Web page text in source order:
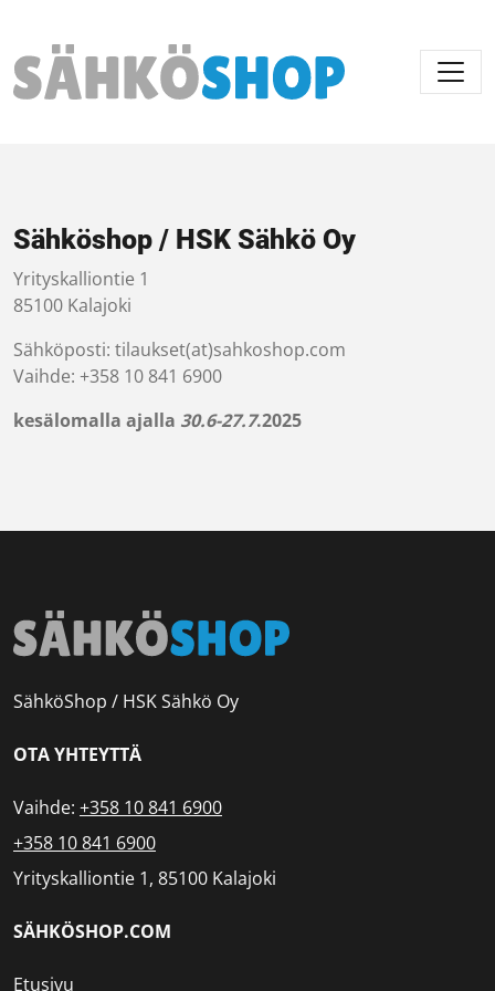
Päävalikko
Sähköshop / HSK Sähkö Oy
Yrityskalliontie 1
85100 Kalajoki
Sähköposti: tilaukset(at)sahkoshop.com
Vaihde: +358 10 841 6900
kesälomalla ajalla 30.6-27.7.2025
SähköShop / HSK Sähkö Oy
OTA YHTEYTTÄ
Vaihde: +358 10 841 6900
+358 10 841 6900
Yrityskalliontie 1, 85100 Kalajoki
SÄHKÖSHOP.COM
Etusivu